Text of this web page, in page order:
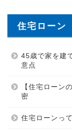
住宅ローン
45歳で家を建
意点
【住宅ローン
密
住宅ローンっ